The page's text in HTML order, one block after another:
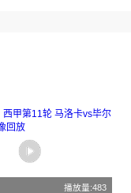
播放量:483